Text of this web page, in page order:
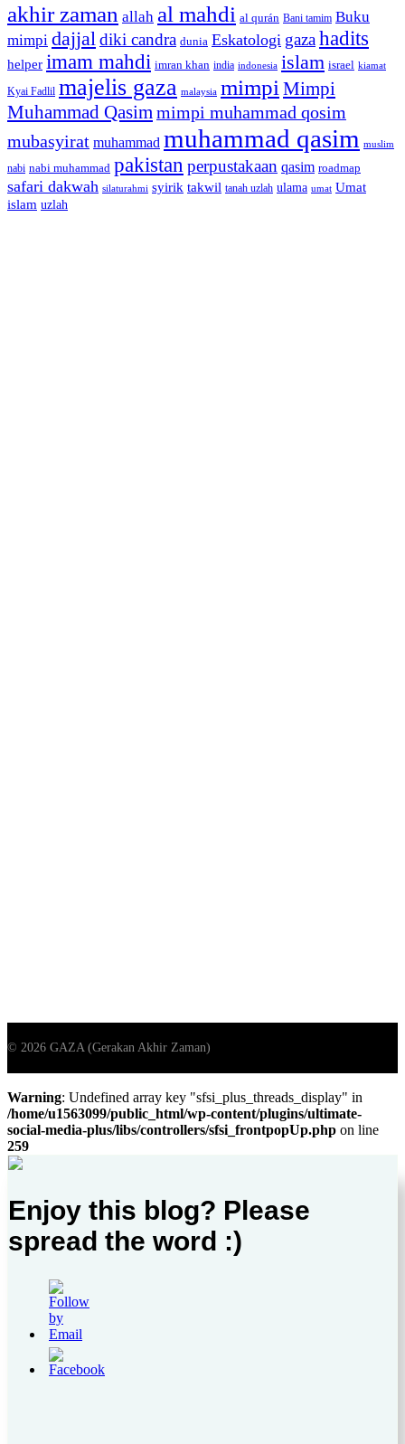
akhir zaman allah al mahdi al qurán Bani tamim Buku
mimpi dajjal diki candra dunia Eskatologi gazahadits
helper imam mahdi imran khan india indonesia islam israel kiamat
Kyai Fadlil majelis gaza malaysia mimpi Mimpi
Muhammad Qasim mimpi muhammad qosim
mubasyirat muhammad muhammad qasim muslim
nabi nabi muhammad pakistan perpustakaan qasim roadmap
safari dakwah silaturahmi syirik takwil tanah uzlah ulama umat Umat
islam uzlah
Warning: Undefined array key "sfsi_plus_threads_display" in
/home/u1563099/public_html/wp-content/plugins/ultimate-
social-media-plus/libs/controllers/sfsi_frontpopUp.php on line
259
Enjoy this blog? Please
spread the word :)